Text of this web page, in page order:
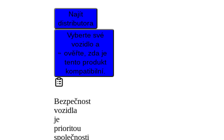
Najít
distributora
Vyberte své
vozidlo a
ověřte, zda je
tento produkt
kompatibilní.
Bezpečnost
vozidla
je
prioritou
společnosti